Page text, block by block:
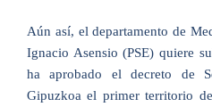
Aún así, el departamento de
Ignacio Asensio (PSE) quiere
ha aprobado el decreto de
Gipuzkoa el primer territorio